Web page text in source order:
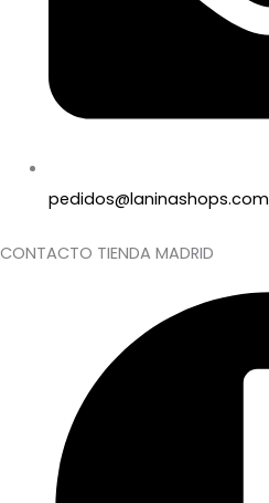
pedidos@laninashops.com
CONTACTO TIENDA MADRID